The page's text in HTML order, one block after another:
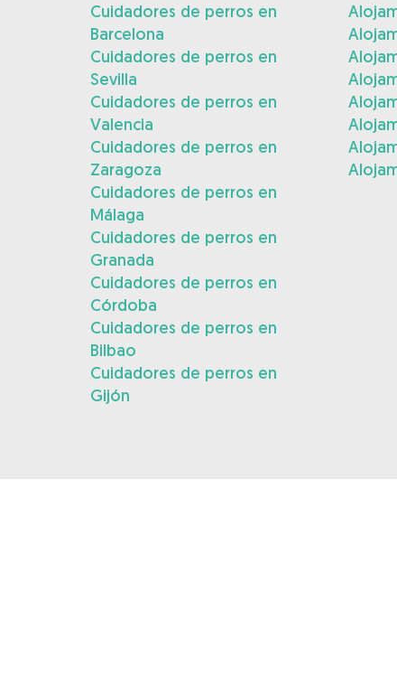
Cuidadores de perros en
Barcelona
Cuidadores de perros en
Sevilla
Cuidadores de perros en
Valencia
Cuidadores de perros en
Zaragoza
Cuidadores de perros en
Málaga
Cuidadores de perros en
Granada
Cuidadores de perros en
Córdoba
Cuidadores de perros en
Bilbao
Cuidadores de perros en
Gijón